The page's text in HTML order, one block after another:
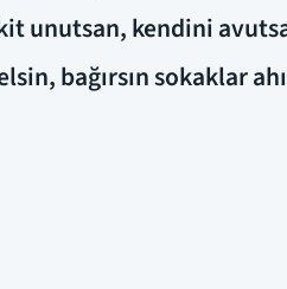
unutsan, kendini
bağırsın sokaklar